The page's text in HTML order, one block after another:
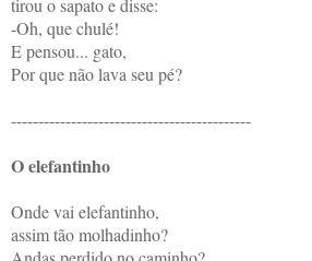
tirou o sapato e disse:
-Oh, que chulé!
E pensou... gato,
Por que não lava seu pé?
--------------------------------------------
O elefantinho
Onde vai elefantinho,
assim tão molhadinho?